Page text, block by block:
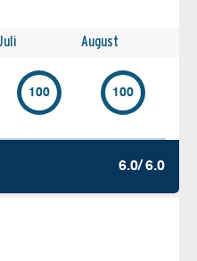
August
100 100
6.0/ 6.0